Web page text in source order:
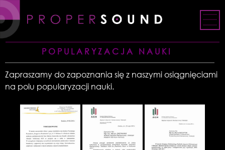
Skip
to
content
POPULARYZACJA NAUKI
Zapraszamy do zapoznania się z naszymi osiągnięciami
na polu popularyzacji nauki.